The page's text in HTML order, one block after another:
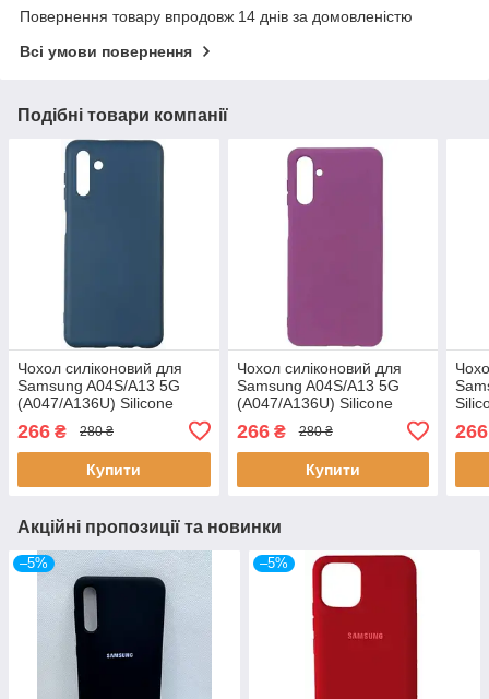
Повернення товару впродовж 14 днів за домовленістю
Всі умови повернення
Подібні товари компанії
Чохол силіконовий для
Samsung A04S/A13 5G
(A047/A136U) Silicone
266 ₴ 280 ₴
Купити
Чохол силіконовий для
Samsung A04S/A13 5G
(A047/A136U) Silicone
Case Full (Виноградний)
266₴ 280 ₴
Купити
266
Акційні пропозиції та новинки
–5% –5%